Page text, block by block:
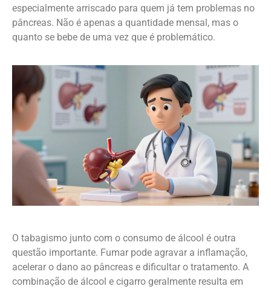
especialmente arriscado para quem já tem problemas no
pâncreas. Não é apenas a quantidade mensal, mas o
quanto se bebe de uma vez que é problemático.
O tabagismo junto com o consumo de álcool é outra
questão importante. Fumar pode agravar a inflamação,
acelerar o dano ao pâncreas e dificultar o tratamento. A
combinação de álcool e cigarro geralmente resulta em